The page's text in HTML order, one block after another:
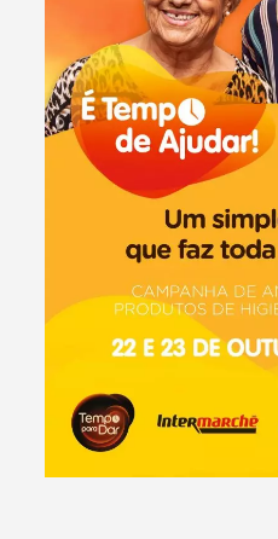
Termo de Pesquisa
Categorias gerais